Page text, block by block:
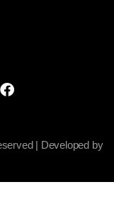
| Developed by